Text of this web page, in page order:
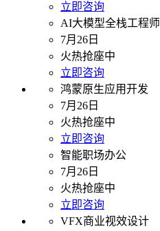
立即咨询
AI大模型全栈工程师
7月26日
火热抢座中
立即咨询
鸿蒙原生应用开发
7月26日
火热抢座中
立即咨询
智能职场办公
7月26日
火热抢座中
立即咨询
VFX商业视效设计